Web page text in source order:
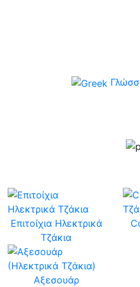
Επιτοίχια Ηλεκτρικά
Τζάκια
Αξεσουάρ